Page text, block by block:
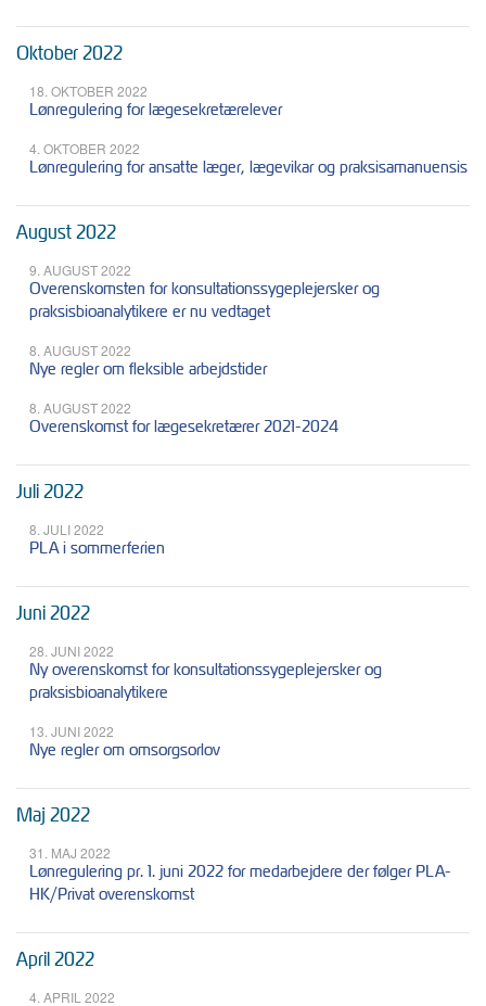
Oktober 2022
18. OKTOBER 2022
Lønregulering for lægesekretærelever
4. OKTOBER 2022
Lønregulering for ansatte læger, lægevikar og praksisamanuensis
August 2022
9. AUGUST 2022
Overenskomsten for konsultationssygeplejersker og
praksisbioanalytikere er nu vedtaget
8. AUGUST 2022
Nye regler om fleksible arbejdstider
8. AUGUST 2022
Overenskomst for lægesekretærer 2021-2024
Juli 2022
8. JULI 2022
PLA i sommerferien
Juni 2022
28. JUNI 2022
Ny overenskomst for konsultationssygeplejersker og
praksisbioanalytikere
13. JUNI 2022
Nye regler om omsorgsorlov
Maj 2022
31. MAJ 2022
Lønregulering pr. 1. juni 2022 for medarbejdere der følger PLA-
HK/Privat overenskomst
April 2022
4. APRIL 2022